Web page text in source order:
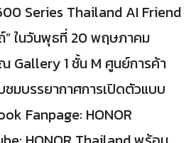
Series Thailand AI Friend
ในวันพุธที่ 20 พฤษภาคม
Gallery 1 ชั้น M ศูนย์การค้า
มบรรยากาศการเปิดตัวแบบ
Fanpage: HONOR